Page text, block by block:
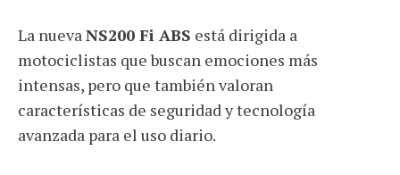
La nuevaNS200 Fi ABS está dirigida a
motociclistas que buscan emociones más
intensas, pero que también valoran
características de seguridad y tecnología
avanzada para el uso diario.